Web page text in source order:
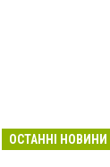
ОСТАННІ НОВИНИ